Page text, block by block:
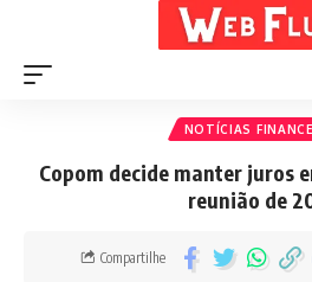
NOTÍCIAS
Copom decide manter juros
reunião de
Compartilhe